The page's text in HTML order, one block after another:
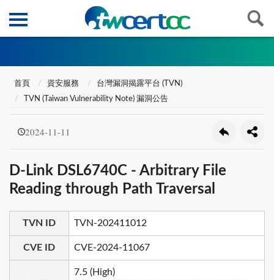
首頁 資安服務
台灣漏洞揭露平台 (TVN)
TVN (Taiwan Vulnerability Note) 漏洞公告
2024-11-11
D-Link DSL6740C - Arbitrary File
Reading through Path Traversal
TVN ID TVN-202411012
CVE ID CVE-2024-11067
7.5 (High)